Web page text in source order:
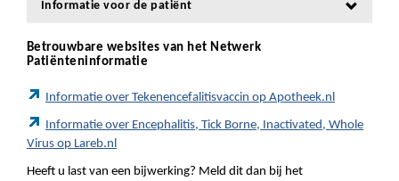
Informatie voor de patiënt
Betrouwbare websites van het Netwerk
Patiënteninformatie
Informatie over Tekenencefalitisvaccin op Apotheek.nl
Informatie over Encephalitis, Tick Borne, Inactivated, Whole
Virus op Lareb.nl
Heeft u last van een bijwerking? Meld dit dan bij het